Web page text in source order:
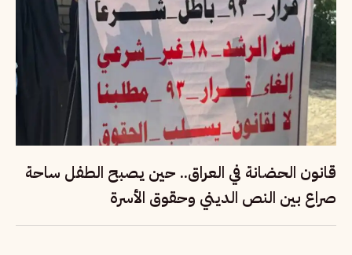
قانون الحضانة في العراق.. حين يصبح الطفل ساحة
صراع بين النص الديني وحقوق الأسرة